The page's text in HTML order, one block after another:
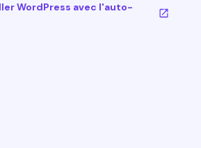
WordPress avec l'auto-